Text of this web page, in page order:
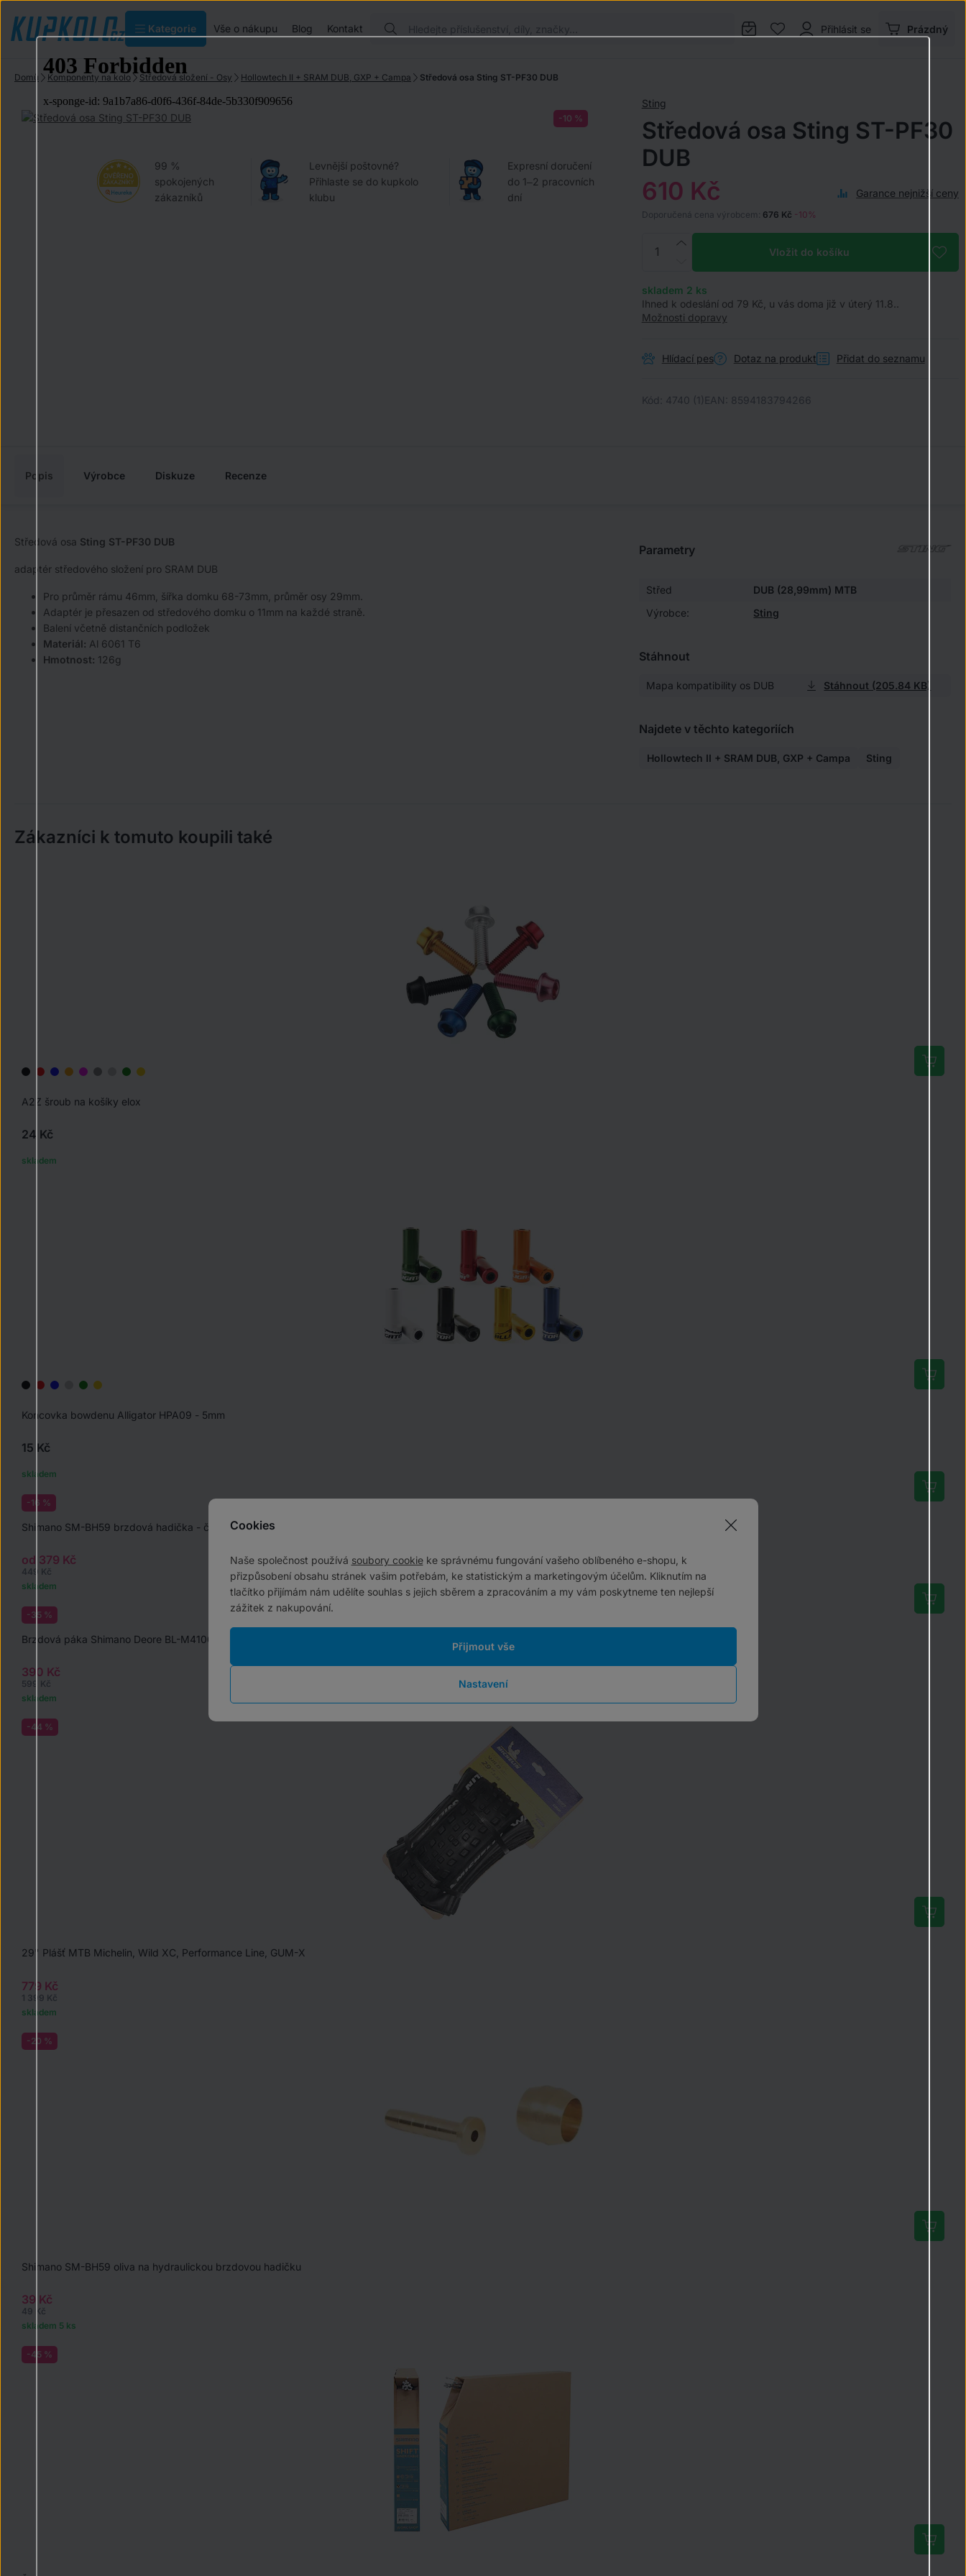
Kategorie Vše o nákupu Blog Kontakt Přihlásit se Prázdný
Domů Komponenty na kolo Středová složení - Osy Hollowtech II + SRAM DUB, GXP + Campa Středová osa Sting ST-PF30 DUB
-10 %
99 %
spokojených
zákazníků
Levnější poštovné?
Přihlaste se do kupkolo
klubu
Expresní doručení
do 1–2 pracovních
dní
Sting
Středová osa Sting ST-PF30
DUB
610 Kč
Doporučená cena výrobcem: 676 Kč -10%
Garance nejnižší ceny
Vložit do košíku
skladem 2 ks
Ihned k odeslání od 79 Kč, u vás doma již v úterý 11.8..
Možnosti dopravy
Hlídací pes Dotaz na produkt Přidat do seznamu
Kód: 4740 (1) EAN: 8594183794266
Popis Výrobce Diskuze Recenze
Středová osa Sting ST-PF30 DUB
adaptér středového složení pro SRAM DUB
Pro průměr rámu 46mm, šířka domku 68-73mm, průměr osy 29mm.
Adaptér je přesazen od středového domku o 11mm na každé straně.
Balení včetně distančních podložek
Materiál: Al 6061 T6
Hmotnost: 126g
Parametry
Střed
DUB (28,99mm) MTB
Výrobce:
Sting
Stáhnout
Mapa kompatibility os DUB Stáhnout (205.84 KB)
Najdete v těchto kategoriích
Hollowtech II + SRAM DUB, GXP + Campa Sting
Zákazníci k tomuto koupili také
A2Z šroub na košíky elox
24 Kč
skladem
Koncovka bowdenu Alligator HPA09 - 5mm
15 Kč
skladem
-16 %
Shimano SM-BH59 brzdová hadička - černá
od 379 Kč
449 Kč
skladem
-35 %
Brzdová páka Shimano Deore BL-M4100
390 Kč
599 Kč
skladem
-44 %
29" Plášť MTB Michelin, Wild XC, Performance Line, GUM-X
779 Kč
1 399 Kč
skladem
-20 %
Shimano SM-BH59 oliva na hydraulickou brzdovou hadičku
39 Kč
49 Kč
skladem 5 ks
-45 %
Cookies
Naše společnost používá soubory cookieke správnému fungování vašeho oblíbeného e-shopu, k
přizpůsobení obsahu stránek vašim potřebám, ke statistickým a marketingovým účelům. Kliknutím na
tlačítko přijímám nám udělíte souhlas s jejich sběrem a zpracováním a my vám poskytneme ten nejlepší
zážitek z nakupování.
Nastavení
Přijmout vše